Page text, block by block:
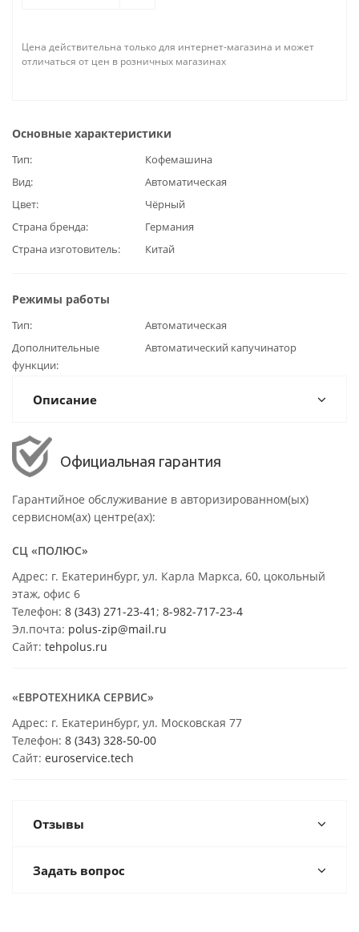
Цена действительна только для интернет-магазина и может
отличаться от цен в розничных магазинах
Основные характеристики
Тип
Кофемашина
Вид
Автоматическая
Цвет
Чёрный
Страна бренда
Германия
Страна изготовитель
Китай
Режимы работы
Тип
Автоматическая
Дополнительные
функции
Автоматический капучинатор
Описание
Официальная гарантия
Гарантийное обслуживание в авторизированном(ых)
сервисном(ах) центре(ах):
СЦ «ПОЛЮС»
Адрес: г. Екатеринбург, ул. Карла Маркса, 60, цокольный
этаж, офис 6
Телефон: 8 (343) 271-23-41 ; 8-982-717-23-4
Эл.почта: polus-zip@mail.ru
Сайт: tehpolus.ru
«ЕВРОТЕХНИКА СЕРВИС»
Адрес: г. Екатеринбург, ул. Московская 77
Телефон: 8 (343) 328-50-00
Сайт: euroservice.tech
Отзывы
Задать вопрос